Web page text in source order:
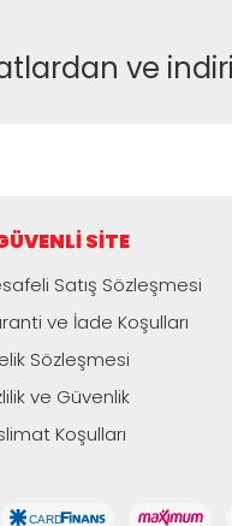
ve
SITE
Satış Sözleşmesi
ve İade Koşulları
Sözleşmesi
ve Güvenlik
Koşulları